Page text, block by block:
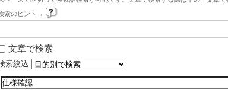
索のヒント→
文章で検索
索絞込